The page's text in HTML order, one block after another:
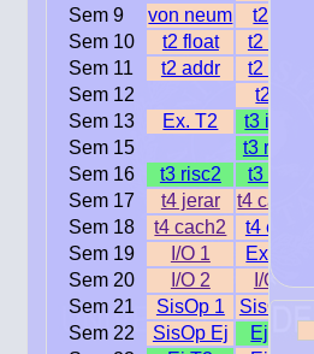
Sem 9
von neum
t2 int
Sem 10
t2 float
t2 alfa
Sem 11
t2 addr
t2 risc
Sem 12
t2 ej
Sem 13
Ex. T2
t3 intro
Sem 15
t3 risc1
Sem 16
t3 risc2
t3 seq
Sem 17
t4 jerar
t4 cache
Sem 18
t4 cach2
t4 ejer.
Sem 19
I/O 1
Ex. T4
Sem 20
I/O 2
I/O 3
Sem 21
SisOp 1
SisOp 2
Sem 22
SisOp Ej
Ej T3